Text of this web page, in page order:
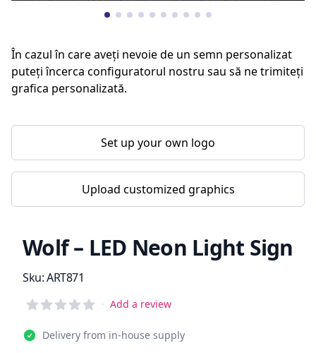
În cazul în care aveți nevoie de un semn personalizat
puteți încerca configuratorul nostru sau să ne trimiteți
grafica personalizată.
Set up your own logo
Upload customized graphics
Wolf – LED Neon Light Sign
Product information
Sku:ART871
Reviews
· Add a review
Delivery from in-house supply